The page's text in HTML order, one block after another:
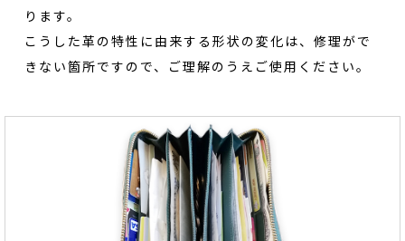
ります。
こうした革の特性に由来する形状の変化は、修理がで
きない箇所ですので、ご理解のうえご使用ください。